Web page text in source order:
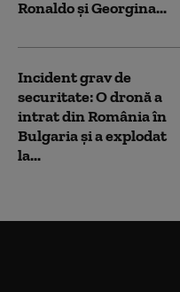
Ronaldo şi Georgina...
Incident grav de
securitate: O dronă a
intrat din România în
Bulgaria şi a explodat
la...